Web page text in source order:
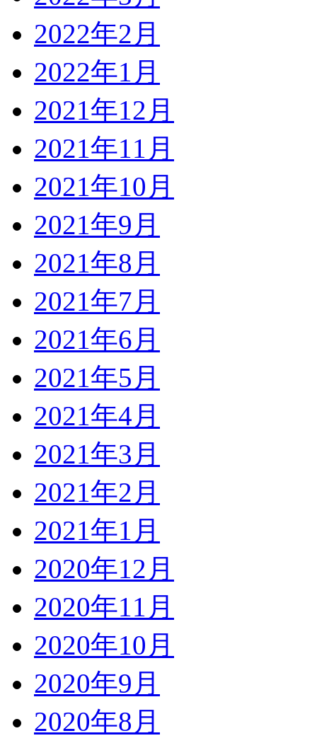
2022年2月
2022年1月
2021年12月
2021年11月
2021年10月
2021年9月
2021年8月
2021年7月
2021年6月
2021年5月
2021年4月
2021年3月
2021年2月
2021年1月
2020年12月
2020年11月
2020年10月
2020年9月
2020年8月